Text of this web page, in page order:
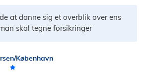
at danne sig et overblik over ens
skal tegne forsikringer
København